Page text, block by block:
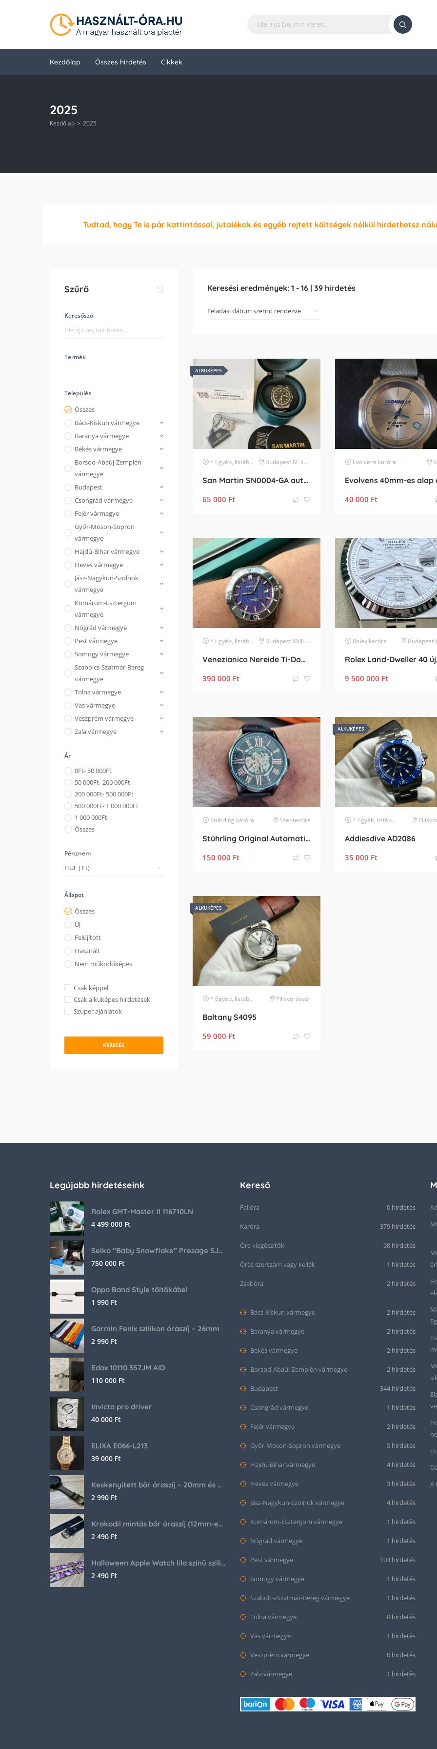
Kezdőlap Összes hirdetés Cikkek
2025
Kezdőlap 2025
Tudtad, hogy Te is pár kattintással, jutalékok és egyéb rejtett költségek nélkül hirdethetsz
Szűrő
Keresőszó
Termék
Település
Összes
Bács-Kiskun vármegye
Baranya vármegye
Békés vármegye
Borsod-Abaúj-Zemplén
vármegye
Budapest
Csongrád vármegye
Fejér vármegye
Győr-Moson-Sopron
vármegye
Hajdú-Bihar vármegye
Heves vármegye
Jász-Nagykun-Szolnok
vármegye
Komárom-Esztergom
vármegye
Nógrád vármegye
Pest vármegye
Somogy vármegye
Szabolcs-Szatmár-Bereg
vármegye
Tolna vármegye
Vas vármegye
Veszprém vármegye
Zala vármegye
Ár
0Ft- 50 000Ft
50 000Ft- 200 000Ft
200 000Ft- 500 000Ft
500 000Ft- 1 000 000Ft
1 000 000Ft-
Összes
Pénznem
Állapot
Összes
Új
Felújított
Használt
Nem működőképes
Csak képpel
Csak alkuképes hirdetések
Szuper ajánlatok
KERESÉS
Keresési eredmények: 1 - 16| 39hirdetés
ALKUKÉPES
* Egyéb, listában nem szereplő márka Budapest IV. kerület
San Martin SN0004-GA automata búváróra
65 000 Ft
Evolvens karóra
40 000 Ft
* Egyéb, listában nem szereplő márka Budapest XVIII. kerület
Venezianico Nereide Ti-Damascu Limited Edition
390 000 Ft
Rolex karóra Budapest XX.
9 500 000 Ft
Stuhrling karóra Szentendre
Stührling Original Automatic 2025
150 000 Ft
ALKUKÉPES
* Egyéb, listában nem szereplő márka
Addiesdive AD2086
35 000 Ft
ALKUKÉPES
* Egyéb, listában nem szereplő márka Pilisvörösvár
Baltany S4095
59 000 Ft
Legújabb hirdetéseink
Rolex GMT-Master II 116710LN
4 499 000 Ft
Seiko “Baby Snowflake” Presage SJE073J1/SARA015 Limited Edition
750 000 Ft
Oppo Band Style töltőkábel
1 990 Ft
Garmin Fenix szilikon óraszíj – 26mm
2 990 Ft
Edox 10110 357JM AID
110 000 Ft
Invicta pro driver
40 000 Ft
ELIXA E066-L213
39 000 Ft
Keskenyített bőr óraszíj – 20mm és 22mm méretben
2 990 Ft
Krokodil mintás bőr óraszíj (12mm-es befogóval rendelkező órához)
2 490 Ft
Halloween Apple Watch lila színű szilikon óraszíj
2 490 Ft
Kereső
Falióra 0 hirdetés
Karóra 379 hirdetés
Óra kiegészítők 98 hirdetés
Órás szerszám vagy kellék 1 hirdetés
Zsebóra 2 hirdetés
Bács-Kiskun vármegye 2 hirdetés
Baranya vármegye 2 hirdetés
Békés vármegye 2 hirdetés
Borsod-Abaúj-Zemplén vármegye 2 hirdetés
Budapest 344 hirdetés
Csongrád vármegye 1 hirdetés
Fejér vármegye 2 hirdetés
Győr-Moson-Sopron vármegye 5 hirdetés
Hajdú-Bihar vármegye 4 hirdetés
Heves vármegye 3 hirdetés
Jász-Nagykun-Szolnok vármegye 4 hirdetés
Komárom-Esztergom vármegye 1 hirdetés
Nógrád vármegye 1 hirdetés
Pest vármegye 103 hirdetés
Somogy vármegye 1 hirdetés
Szabolcs-Szatmár-Bereg vármegye 1 hirdetés
Tolna vármegye 0 hirdetés
Vas vármegye 1 hirdetés
Veszprém vármegye 0 hirdetés
Zala vármegye 1 hirdetés
A